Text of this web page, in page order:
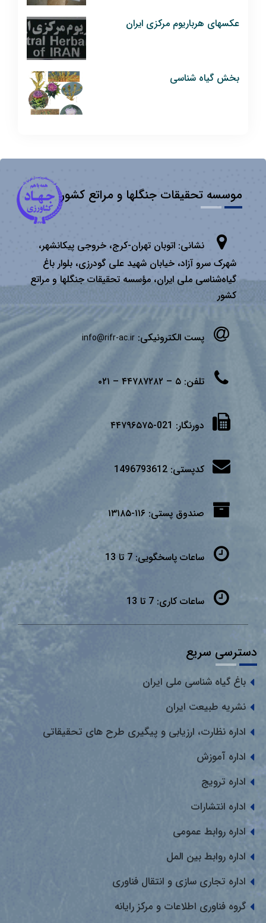
عکسهای هرباریوم مرکزی ایران
بخش گیاه شناسی
موسسه تحقیقات جنگلها و مراتع کشور
نشانی: اتوبان تهران­-كرج، خروجی پیكانشهر،
شهرک سرو آزاد، خیابان شهید علی گودرزی، بلوار باغ
گیاه‌شناسی ملی ایران، مؤسسه تحقیقات جنگلها و مراتع
كشور
پست الکترونیکی: info@rifr-ac.ir
تلفن: ۵ – ۴۴۷۸۷۲۸۲ – ۰۲۱
دورنگار: 021-۴۴۷۹۶۵۷۵
کدپستی: 1496793612
صندوق پستی: ۱۱۶-۱۳۱۸۵
ساعات پاسخگویی: 7 تا 13
ساعات کاری: 7 تا 13
دسترسی سریع
باغ گیاه شناسی ملی ایران
نشریه طبیعت ایران
اداره نظارت، ارزیابی و پیگیری طرح های تحقیقاتی
اداره آموزش
اداره ترویج
اداره انتشارات
اداره روابط عمومی
اداره روابط بین المل
اداره تجاری سازی و انتقال فناوری
گروه فناوری اطلاعات و مرکز رایانه